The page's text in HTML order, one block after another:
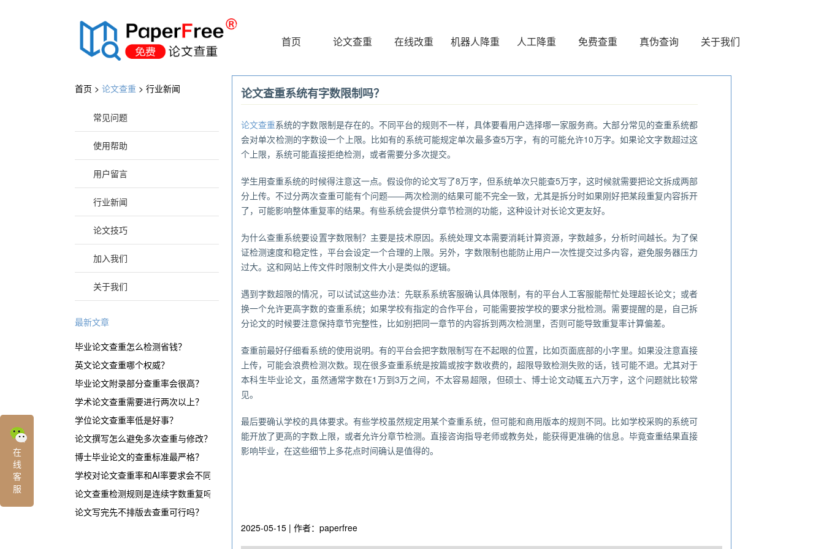
®
首页 论文查重 在线改重 机器人降重 人工降重 免费查重 真伪查询 关于我们
首页 > 论文查重 > 行业新闻
常见问题
使用帮助
用户留言
行业新闻
论文技巧
加入我们
关于我们
最新文章
毕业论文查重怎么检测省钱？
英文论文查重哪个权威？
毕业论文附录部分查重率会很高？
学术论文查重需要进行两次以上？
学位论文查重率低是好事？
论文撰写怎么避免多次查重与修改？
博士毕业论文的查重标准最严格？
学校对论文查重率和AI率要求会不同？
论文查重检测规则是连续字数重复吗？
论文写完先不排版去查重可行吗？
论文查重系统有字数限制吗？
论文查重系统的字数限制是存在的。不同平台的规则不一样，具体要看用户选择哪一家服务商。大部分常见的查重系统都
会对单次检测的字数设一个上限。比如有的系统可能规定单次最多查5万字，有的可能允许10万字。如果论文字数超过这
个上限，系统可能直接拒绝检测，或者需要分多次提交。
学生用查重系统的时候得注意这一点。假设你的论文写了8万字，但系统单次只能查5万字，这时候就需要把论文拆成两部
分上传。不过分两次查重可能有个问题——两次检测的结果可能不完全一致，尤其是拆分时如果刚好把某段重复内容拆开
了，可能影响整体重复率的结果。有些系统会提供分章节检测的功能，这种设计对长论文更友好。
为什么查重系统要设置字数限制？主要是技术原因。系统处理文本需要消耗计算资源，字数越多，分析时间越长。为了保
证检测速度和稳定性，平台会设定一个合理的上限。另外，字数限制也能防止用户一次性提交过多内容，避免服务器压力
过大。这和网站上传文件时限制文件大小是类似的逻辑。
遇到字数超限的情况，可以试试这些办法：先联系系统客服确认具体限制，有的平台人工客服能帮忙处理超长论文；或者
换一个允许更高字数的查重系统；如果学校有指定的合作平台，可能需要按学校的要求分批检测。需要提醒的是，自己拆
分论文的时候要注意保持章节完整性，比如别把同一章节的内容拆到两次检测里，否则可能导致重复率计算偏差。
查重前最好仔细看系统的使用说明。有的平台会把字数限制写在不起眼的位置，比如页面底部的小字里。如果没注意直接
上传，可能会浪费检测次数。现在很多查重系统是按篇或按字数收费的，超限导致检测失败的话，钱可能不退。尤其对于
本科生毕业论文，虽然通常字数在1万到3万之间，不太容易超限，但硕士、博士论文动辄五六万字，这个问题就比较常
见。
最后要确认学校的具体要求。有些学校虽然规定用某个查重系统，但可能和商用版本的规则不同。比如学校采购的系统可
能开放了更高的字数上限，或者允许分章节检测。直接咨询指导老师或教务处，能获得更准确的信息。毕竟查重结果直接
影响毕业，在这些细节上多花点时间确认是值得的。
2025-05-15 | 作者：paperfree
在
线
客
服